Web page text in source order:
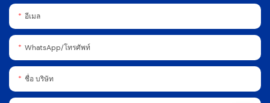
อีเมล
WhatsApp/โทรศัพท์
ชื่อ บริษัท